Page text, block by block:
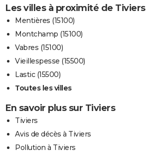
Les villes à proximité de Tiviers
Mentières (15100)
Montchamp (15100)
Vabres (15100)
Vieillespesse (15500)
Lastic (15500)
Toutes les villes
En savoir plus sur Tiviers
Tiviers
Avis de décès à Tiviers
Pollution à Tiviers